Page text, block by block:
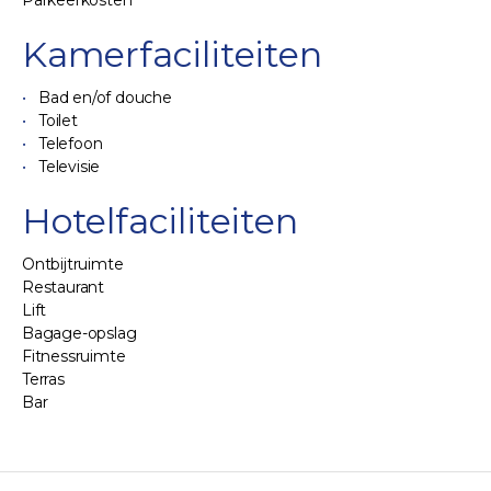
Kamerfaciliteiten
Bad en/of douche
Toilet
Telefoon
Televisie
Hotelfaciliteiten
Ontbijtruimte
Restaurant
Lift
Bagage-opslag
Fitnessruimte
Terras
Bar